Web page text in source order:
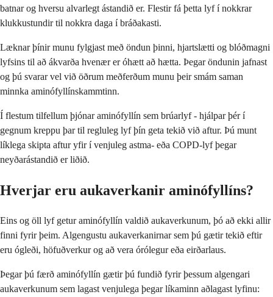
batnar og hversu alvarlegt ástandið er. Flestir fá þetta lyf í nokkrar
klukkustundir til nokkra daga í bráðakasti.
Læknar þínir munu fylgjast með öndun þinni, hjartslætti og blóðmagni
lyfsins til að ákvarða hvenær er óhætt að hætta. Þegar öndunin jafnast
og þú svarar vel við öðrum meðferðum munu þeir smám saman
minnka aminófyllínskammtinn.
Í flestum tilfellum þjónar aminófyllín sem brúarlyf - hjálpar þér í
gegnum kreppu þar til regluleg lyf þín geta tekið við aftur. Þú munt
líklega skipta aftur yfir í venjuleg astma- eða COPD-lyf þegar
neyðarástandið er liðið.
Hverjar eru aukaverkanir aminófyllíns?
Eins og öll lyf getur aminófyllín valdið aukaverkunum, þó að ekki allir
finni fyrir þeim. Algengustu aukaverkanirnar sem þú gætir tekið eftir
eru ógleði, höfuðverkur og að vera órólegur eða eirðarlaus.
Þegar þú færð aminófyllín gætir þú fundið fyrir þessum algengari
aukaverkunum sem lagast venjulega þegar líkaminn aðlagast lyfinu: